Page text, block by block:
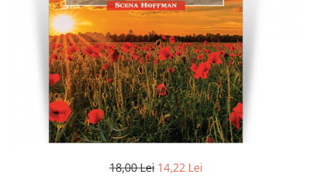
Literatura
Contemporana
Moderna
Universala
Universala
Non-fictiune
18,00 Lei 14,22 Lei